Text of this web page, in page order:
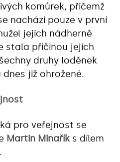
komůrek, přičemž
nachází pouze v první
jejich nádherně
stala příčinou jejich
druhy loděnek
již ohrožené.
pro veřejnost se
Martin Minařík s dílem